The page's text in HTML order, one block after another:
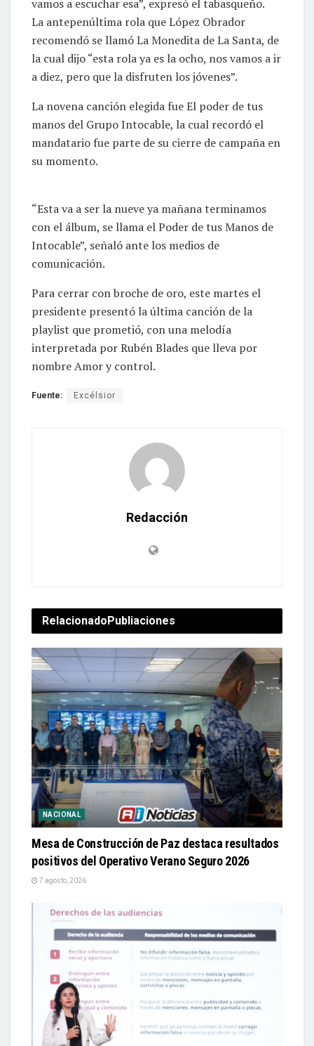
vamos a escuchar esa”, expresó el tabasqueño.
La antepenúltima rola que López Obrador
recomendó se llamó La Monedita de La Santa, de
la cual dijo “esta rola ya es la ocho, nos vamos a ir
a diez, pero que la disfruten los jóvenes”.
La novena canción elegida fue El poder de tus
manos del Grupo Intocable, la cual recordó el
mandatario fue parte de su cierre de campaña en
su momento.
“Esta va a ser la nueve ya mañana terminamos
con el álbum, se llama el Poder de tus Manos de
Intocable”, señaló ante los medios de
comunicación.
Para cerrar con broche de oro, este martes el
presidente presentó la última canción de la
playlist que prometió, con una melodía
interpretada por Rubén Blades que lleva por
nombre Amor y control.
Fuente: Excélsior
Redacción
RelacionadoPubliaciones
NACIONAL
Mesa de Construcción de Paz destaca resultados
positivos del Operativo Verano Seguro 2026
7 agosto, 2026